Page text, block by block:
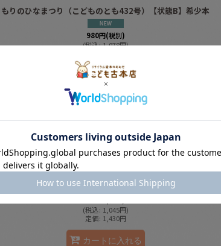
もりのひなまつり（こどものとも432号）【状態B】希少本
980円(税別)
(税込:1,078円)
カートに入れる
(税込: 1,045円)
定価: 1,430円
カートに入れる